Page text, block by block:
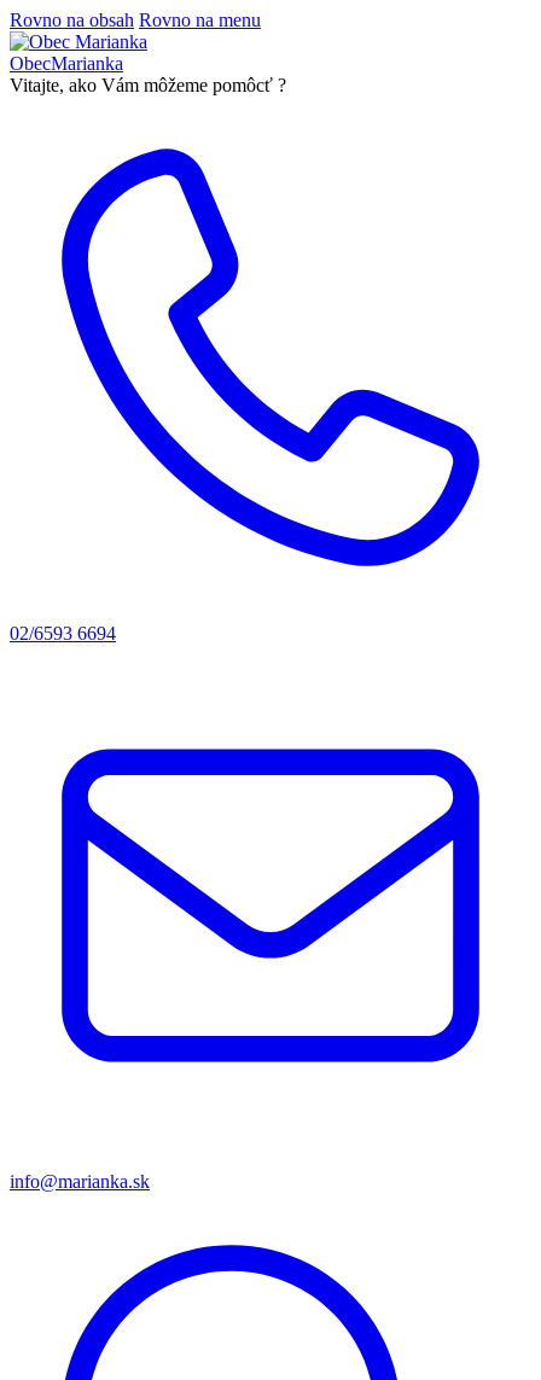
Rovno na obsah Rovno na menu
ObecMarianka
Vitajte, ako Vám môžeme pomôcť ?
02/6593 6694
info@marianka.sk